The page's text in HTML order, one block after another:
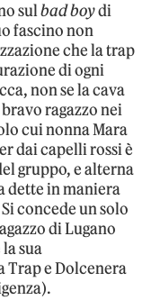
sulbad boydi
fascino non
che la trap
di ogni
non se la cava
ragazzo nei
cui nonna Mara
dai capelli rossi è
gruppo, e alterna
dette in maniera
concede un solo
di Lugano
sua
Trap e Dolcenera